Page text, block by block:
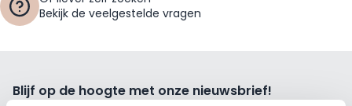
Bekijk de veelgestelde vragen
Blijf op de hoogte met onze nieuwsbrief!